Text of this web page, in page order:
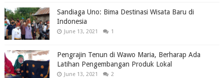
Sandiaga Uno: Bima Destinasi Wisata Baru di
Indonesia
June 13, 2021 1
Pengrajin Tenun di Wawo Maria, Berharap Ada
Latihan Pengembangan Produk Lokal
June 13, 2021 2